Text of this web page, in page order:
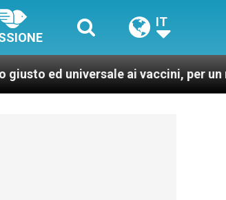
IT
ai vaccini, per un mondo più